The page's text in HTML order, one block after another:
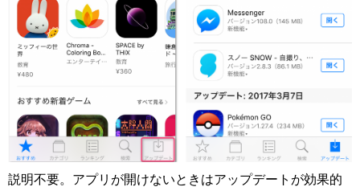
説明不要。アプリが開けないときはアップデートが効果的